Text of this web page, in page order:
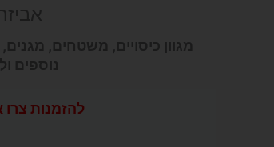
מגוון כיסויים, משטחים,
נוספים
להזמנות צרו